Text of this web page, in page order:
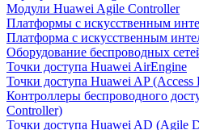
Модули Huawei Agile Controller
Платформы с искусственным
Платформа с искусственным
Оборудование беспроводных
Точки доступа Huawei AirEngine
Точки доступа Huawei AP (Access
Контроллеры беспроводного
Controller)
Точки доступа Huawei AD (Agile